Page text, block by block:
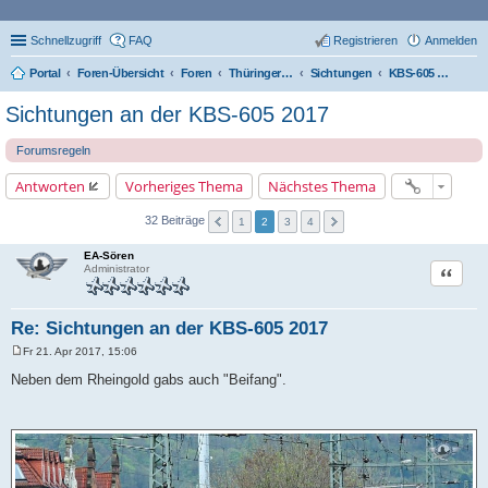
Schnellzugriff FAQ Anmelden
Registrieren
Portal Foren-Übersicht Foren Thüringer Eisenbahnforum Sichtungen KBS-605 Bereich Eisenach
Sichtungen an der KBS-605 2017
Forumsregeln
Antworten Vorheriges Thema Nächstes Thema
32 Beiträge 1 2 3 4
EA-Sören
Administrator
Re: Sichtungen an der KBS-605 2017
Zitat
e
i
g
Fr 21. Apr 2017, 15:06
Neben dem Rheingold gabs auch "Beifang".